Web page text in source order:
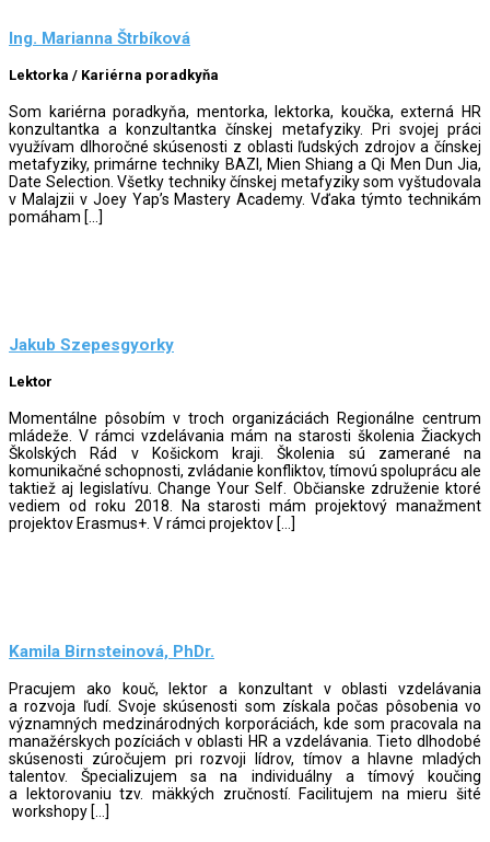
Ing. Marianna Štrbíková
Lektorka / Kariérna poradkyňa
Som kariérna poradkyňa, mentorka, lektorka, koučka, externá HR
konzultantka a konzultantka čínskej metafyziky. Pri svojej práci
využívam dlhoročné skúsenosti z oblasti ľudských zdrojov a čínskej
metafyziky, primárne techniky BAZI, Mien Shiang a Qi Men Dun Jia,
Date Selection. Všetky techniky čínskej metafyziky som vyštudovala
v Malajzii v Joey Yap’s Mastery Academy. Vďaka týmto technikám
pomáham […]
Jakub Szepesgyorky
Lektor
Momentálne pôsobím v troch organizáciách Regionálne centrum
mládeže. V rámci vzdelávania mám na starosti školenia Žiackych
Školských Rád v Košickom kraji. Školenia sú zamerané na
komunikačné schopnosti, zvládanie konfliktov, tímovú spoluprácu ale
taktiež aj legislatívu. Change Your Self. Občianske združenie ktoré
vediem od roku 2018. Na starosti mám projektový manažment
projektov Erasmus+. V rámci projektov […]
Kamila Birnsteinová, PhDr.
Pracujem ako kouč, lektor a konzultant v oblasti vzdelávania
a rozvoja ľudí. Svoje skúsenosti som získala počas pôsobenia vo
významných medzinárodných korporáciách, kde som pracovala na
manažérskych pozíciách v oblasti HR a vzdelávania. Tieto dlhodobé
skúsenosti zúročujem pri rozvoji lídrov, tímov a hlavne mladých
talentov. Špecializujem sa na individuálny a tímový koučing
a lektorovaniu tzv. mäkkých zručností. Facilitujem na mieru šité
workshopy […]